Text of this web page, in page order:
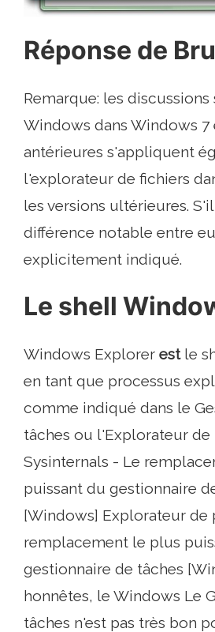
Réponse de
Remarque: les
Windows dans Windows 7
antérieures s'appliquent
l'explorateur de fichiers
les versions ultérieures. S'il
différence notable entre
explicitement indiqué.
Le shell
Windows Explorer estle
en tant que processus
comme indiqué dans le
tâches ou l'Explorateur de
Sysinternals - Le
puissant du gestionnaire
[Windows] Explorateur de
remplacement le plus
gestionnaire de tâches
honnêtes, le Windows Le
tâches n'est pas très bon